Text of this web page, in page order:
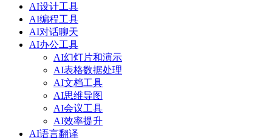
AI设计工具
AI编程工具
AI对话聊天
AI办公工具
AI幻灯片和演示
AI表格数据处理
AI文档工具
AI思维导图
AI会议工具
AI效率提升
AI语言翻译